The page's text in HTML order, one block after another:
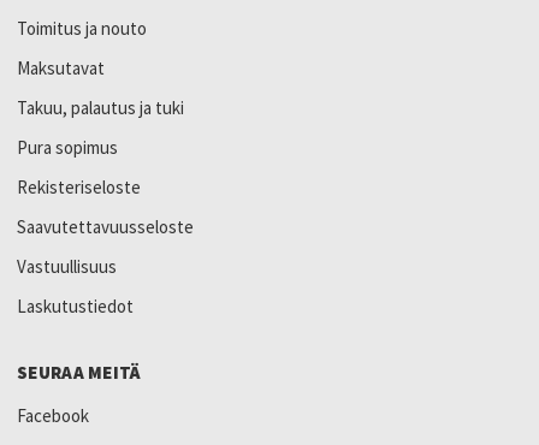
Toimitus ja nouto
Maksutavat
Takuu, palautus ja tuki
Pura sopimus
Rekisteriseloste
Saavutettavuusseloste
Vastuullisuus
Laskutustiedot
SEURAA MEITÄ
Facebook